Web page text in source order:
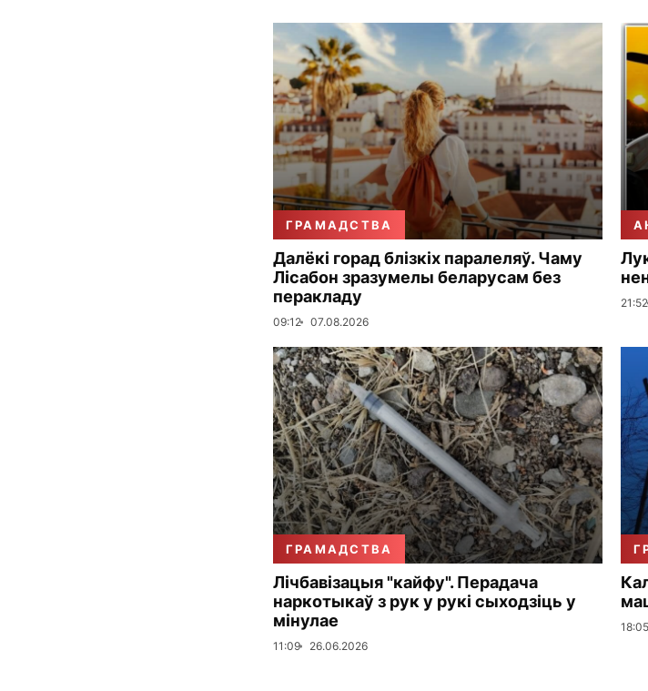
ГРАМАДСТВА
Далёкі горад блізкіх паралеляў. Чаму
Лісабон зразумелы беларусам без
перакладу
09:12 07.08.2026
21:52
ГРАМАДСТВА
Лічбавізацыя "кайфу". Перадача
наркотыкаў з рук у рукі сыходзіць у
мінулае
11:09 26.06.2026
18:05